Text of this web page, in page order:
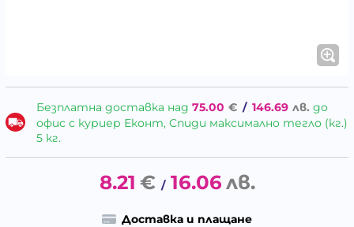
Безплатна доставка над 75.00 € / 146.69 лв. до
офис с куриер Еконт, Спиди максимално тегло (кг.)
5 кг.
8.21 € / 16.06 лв.
Доставка и плащане